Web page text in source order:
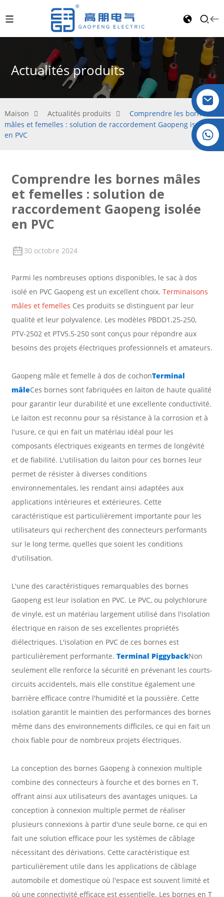
Cristal : +86 19032081821
Actualités produits
Maison Actualités produits
Comprendre les bornes
mâles et femelles : solution de raccordement Gaopeng isolée
en PVC
Comprendre les bornes mâles
et femelles : solution de
raccordement Gaopeng isolée
en PVC
30 octobre 2024
Parmi les nombreuses options disponibles, le sac à dos
isolé en PVC Gaopeng est un excellent choix. Terminaisons
mâles et femelles Ces produits se distinguent par leur
qualité et leur polyvalence. Les modèles PBDD1.25-250,
PTV-2502 et PTV5.5-250 sont conçus pour répondre aux
besoins des projets électriques professionnels et amateurs.
Gaopeng mâle et femelle à dos de cochonTerminal
mâleCes bornes sont fabriquées en laiton de haute qualité
pour garantir leur durabilité et une excellente conductivité.
Le laiton est reconnu pour sa résistance à la corrosion et à
l'usure, ce qui en fait un matériau idéal pour les
composants électriques exigeants en termes de longévité
et de fiabilité. L'utilisation du laiton pour ces bornes leur
permet de résister à diverses conditions
environnementales, les rendant ainsi adaptées aux
applications intérieures et extérieures. Cette
caractéristique est particulièrement importante pour les
utilisateurs qui recherchent des connecteurs performants
sur le long terme, quelles que soient les conditions
d'utilisation.
L'une des caractéristiques remarquables des bornes
Gaopeng est leur isolation en PVC. Le PVC, ou polychlorure
de vinyle, est un matériau largement utilisé dans l'isolation
électrique en raison de ses excellentes propriétés
diélectriques. L'isolation en PVC de ces bornes est
particulièrement performante. Terminal PiggybackNon
seulement elle renforce la sécurité en prévenant les courts-
circuits accidentels, mais elle constitue également une
barrière efficace contre l'humidité et la poussière. Cette
isolation garantit le maintien des performances des bornes
même dans des environnements difficiles, ce qui en fait un
choix fiable pour de nombreux projets électriques.
La conception des bornes Gaopeng à connexion multiple
combine des connecteurs à fourche et des bornes en T,
offrant ainsi aux utilisateurs des avantages uniques. La
conception à connexion multiple permet de réaliser
plusieurs connexions à partir d'une seule borne, ce qui en
fait une solution efficace pour les systèmes de câblage
nécessitant des dérivations. Cette caractéristique est
particulièrement utile dans les applications de câblage
automobile et domestique où l'espace est souvent limité et
où une connectivité efficace est essentielle. Les bornes en T